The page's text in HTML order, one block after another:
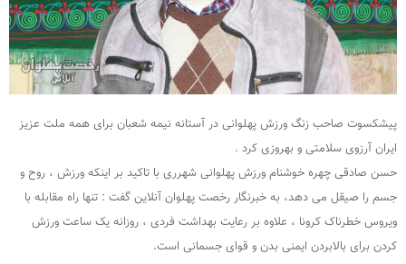
پیشکسوت صاحب زنگ ورزش پهلوانی در آستانه نیمه شعبان برای همه ملت عزیز
ایران آرزوی سلامتی و بهروزی کرد .
حسن صادقی چهره خوشنام ورزش پهلوانی شهرری با تاکید بر اینکه ورزش ، روح و
جسم را صیقل می دهد، به خبرنگار رخصت پهلوان آنلاین گفت : تنها راه مقابله با
ویروس خطرناک کرونا ، علاوه بر رعایت بهداشت فردی ، روزانه یک ساعت ورزش
کردن برای بالابردن ایمنی بدن و قوای جسمانی است.